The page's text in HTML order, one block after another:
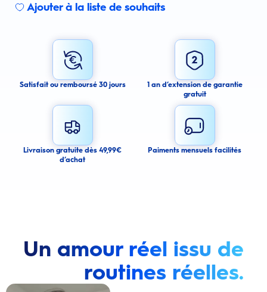
Ajouter à la liste de souhaits
I agree to receive email alerts about this product.
By signing up for email alerts, you agree to receive email
communications regarding this product. We may use your email address
to send you email messages about product availability. We process your
personal data as stated in our Privacy Policy. You may withdraw your
consent or manage your email preferences at any time.
Cancel
Satisfait ou remboursé 30 jours
1 an d’extension de garantie
gratuit
Livraison gratuite dès 49,99€
d’achat
Paiments mensuels facilités
Un amour réel issu de
routines réelles.
Lire la vidéo : Une jeune femme montre comment elle a amélioré l’apparence de ses dents